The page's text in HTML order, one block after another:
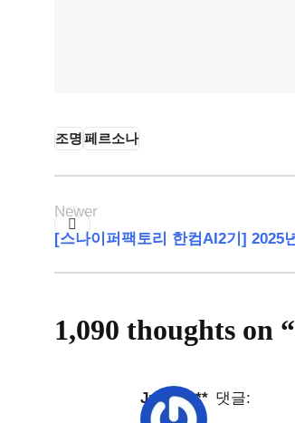
조명페르소나
Newer
[스나이퍼팩토리 한컴AI2기] 2025
1,090 thoughts on “
Judit***** 댓글: